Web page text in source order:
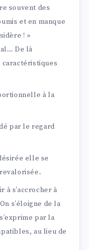
souvent des
et en manque
! »
De là
à la
par le regard
elle se
à s’accrocher à
s’éloigne de la
par la
au lieu de